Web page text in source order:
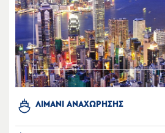
ΛΙΜΑΝΙ ΑΝΑΧΩΡΗΣΗΣ